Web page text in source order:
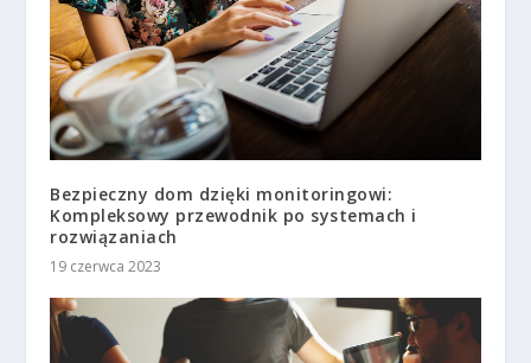
Bezpieczny dom dzięki monitoringowi:
Kompleksowy przewodnik po systemach i
rozwiązaniach
19 czerwca 2023